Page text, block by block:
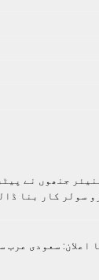
جنھوں نے
سولر کار بنا